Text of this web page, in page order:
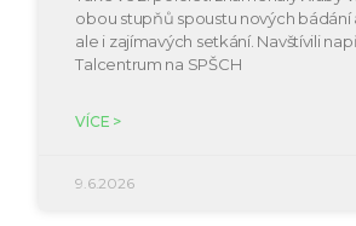
obou stupňů spoustu nových bádání
ale i zajímavých setkání. Navštívili
Talcentrum na SPŠCH
VÍCE >
9.6.2026